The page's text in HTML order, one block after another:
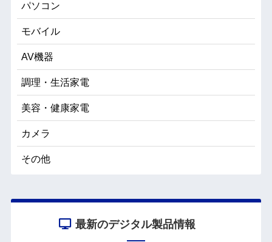
パソコン
モバイル
AV機器
調理・生活家電
美容・健康家電
カメラ
その他
最新のデジタル製品情報